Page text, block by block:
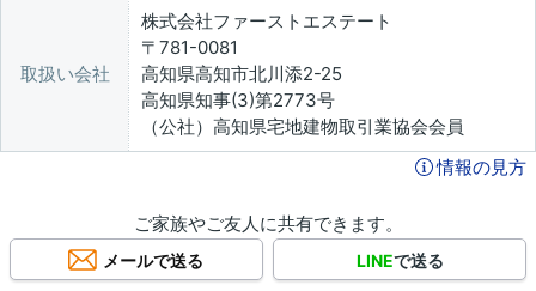
取扱い会社
株式会社ファーストエステート
〒781-0081
高知県高知市北川添2-25
高知県知事(3)第2773号
（公社）高知県宅地建物取引業協会会員
情報の見方
ご家族やご友人に共有できます。
メールで送る LINEで送る